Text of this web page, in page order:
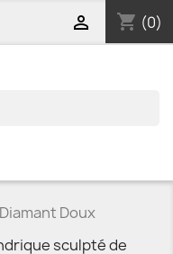
shopping_cart (0)

Doux